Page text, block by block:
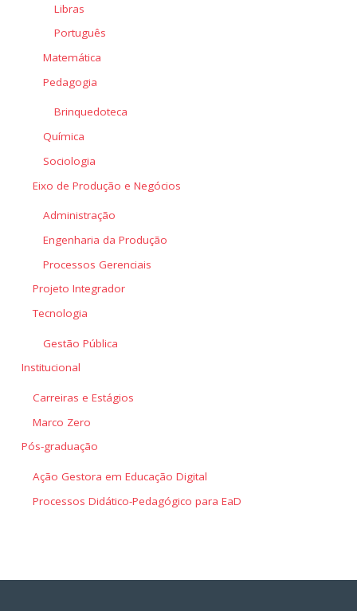
Libras
Português
Matemática
Pedagogia
Brinquedoteca
Química
Sociologia
Eixo de Produção e Negócios
Administração
Engenharia da Produção
Processos Gerenciais
Projeto Integrador
Tecnologia
Gestão Pública
Institucional
Carreiras e Estágios
Marco Zero
Pós-graduação
Ação Gestora em Educação Digital
Processos Didático-Pedagógico para EaD